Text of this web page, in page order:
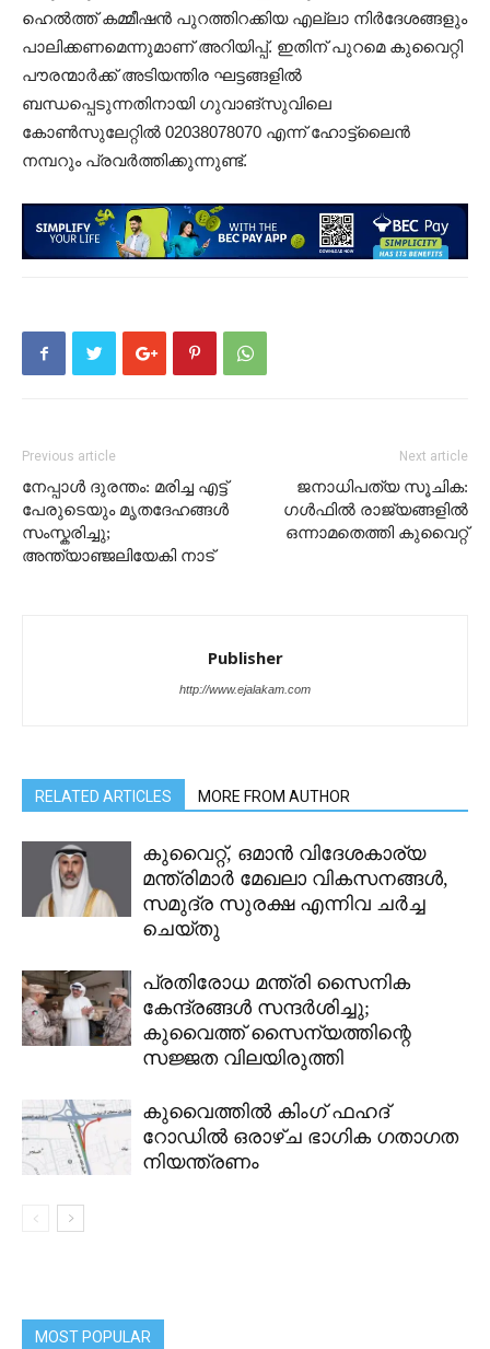
ഹെൽത്ത് കമ്മീഷൻ പുറത്തിറക്കിയ എല്ലാ നിർദേശങ്ങളും
പാലിക്കണമെന്നുമാണ് അറിയിപ്പ്. ഇതിന് പുറമെ കുവൈറ്റി
പൗരന്മാര്‍ക്ക് അടിയന്തിര ഘട്ടങ്ങളിൽ
ബന്ധപ്പെടുന്നതിനായി ഗുവാങ്സുവിലെ
കോൺസുലേറ്റിൽ 02038078070 എന്ന് ഹോട്ട്ലൈൻ
നമ്പറും പ്രവർത്തിക്കുന്നുണ്ട്.
Previous article
നേപ്പാൾ ദുരന്തം: മരിച്ച എട്ട്
പേരുടെയും മൃതദേഹങ്ങൾ
സംസ്കരിച്ചു;
അന്ത്യാഞ്ജലിയേകി നാട്
Next article
ജനാധിപത്യ സൂചിക:
ഗള്‍ഫിൽ രാജ്യങ്ങളിൽ
ഒന്നാമതെത്തി കുവൈറ്റ്
Publisher
http://www.ejalakam.com
RELATED ARTICLES MORE FROM AUTHOR
കുവൈറ്റ്, ഒമാൻ വിദേശകാര്യ
മന്ത്രിമാർ മേഖലാ വികസനങ്ങൾ,
സമുദ്ര സുരക്ഷ എന്നിവ ചർച്ച
ചെയ്തു
പ്രതിരോധ മന്ത്രി സൈനിക
കേന്ദ്രങ്ങൾ സന്ദർശിച്ചു;
കുവൈത്ത് സൈന്യത്തിന്റെ
സജ്ജത വിലയിരുത്തി
കുവൈത്തിൽ കിംഗ് ഫഹദ്
റോഡിൽ ഒരാഴ്ച ഭാഗിക ഗതാഗത
നിയന്ത്രണം
MOST POPULAR